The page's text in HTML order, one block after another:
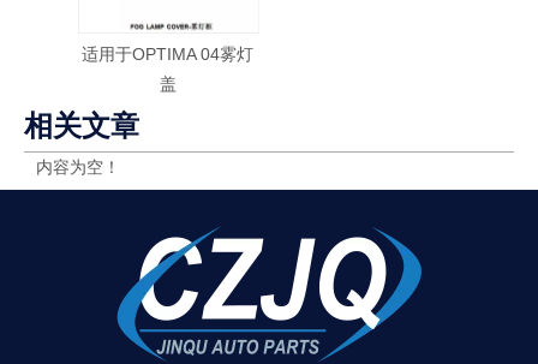
适用于OPTIMA 04雾灯
盖
相关文章
内容为空！